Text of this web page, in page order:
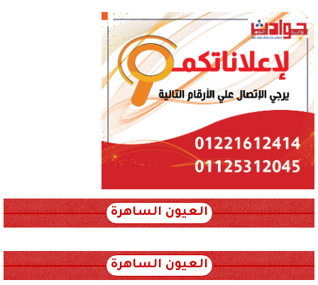
العيون الساهرة
العيون الساهرة